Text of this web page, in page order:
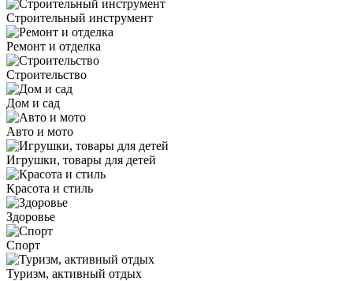
Строительный инструмент
Ремонт и отделка
Строительство
Дом и сад
Авто и мото
Игрушки, товары для детей
Красота и стиль
Здоровье
Спорт
Туризм, активный отдых